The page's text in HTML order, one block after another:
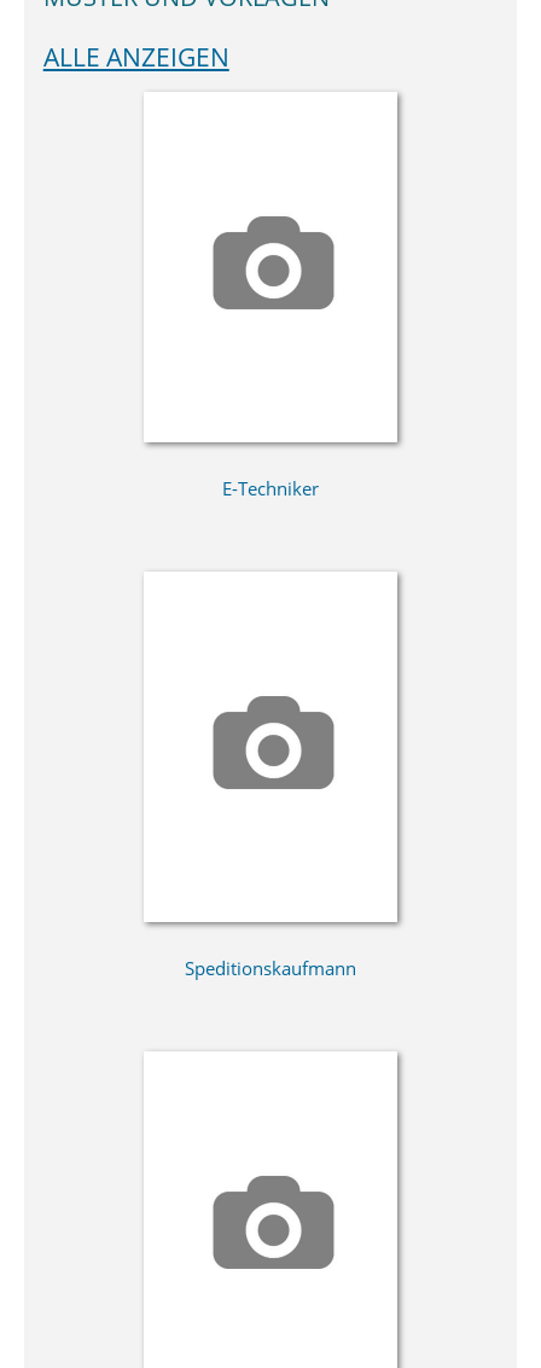
ALLE ANZEIGEN
E-Techniker
Speditionskaufmann